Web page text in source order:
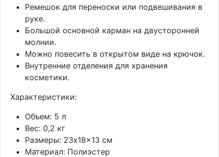
Ремешок для переноски или подвешивания в
руке.
Большой основной карман на двусторонней
молнии.
Можно повесить в открытом виде на крючок.
Внутренние отделения для хранения
косметики.
Характеристики:
Объем: 5 л
Вес: 0,2 кг
Размеры: 23x18x13 см
Материал: Полиэстер